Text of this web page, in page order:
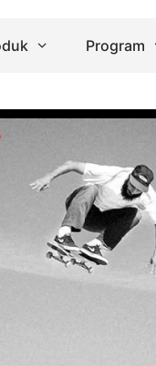
Program